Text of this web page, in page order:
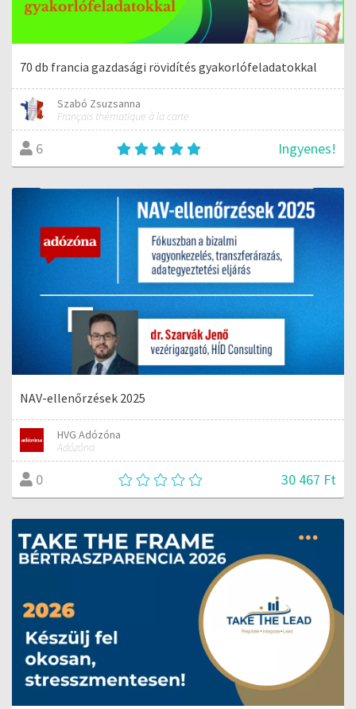
70 db francia gazdasági rövidítés gyakorlófeladatokkal
Szabó Zsuzsanna
Français thématique à la carte
6 Ingyenes!
NAV-ellenőrzések 2025
HVG Adózóna
Adózóna
0 30 467 Ft